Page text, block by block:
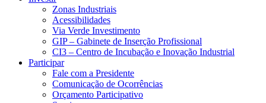
Zonas Industriais
Acessibilidades
Via Verde Investimento
GIP – Gabinete de Inserção Profissional
CI3 – Centro de Incubação e Inovação Industrial
Participar
Fale com a Presidente
Comunicação de Ocorrências
Orçamento Participativo